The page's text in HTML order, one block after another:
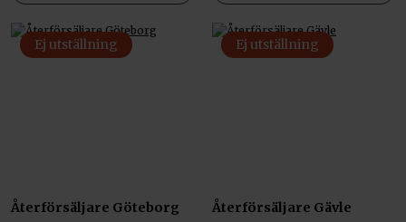
Ej utställning
Återförsäljare Göteborg
Ej utställning
Återförsäljare Gävle